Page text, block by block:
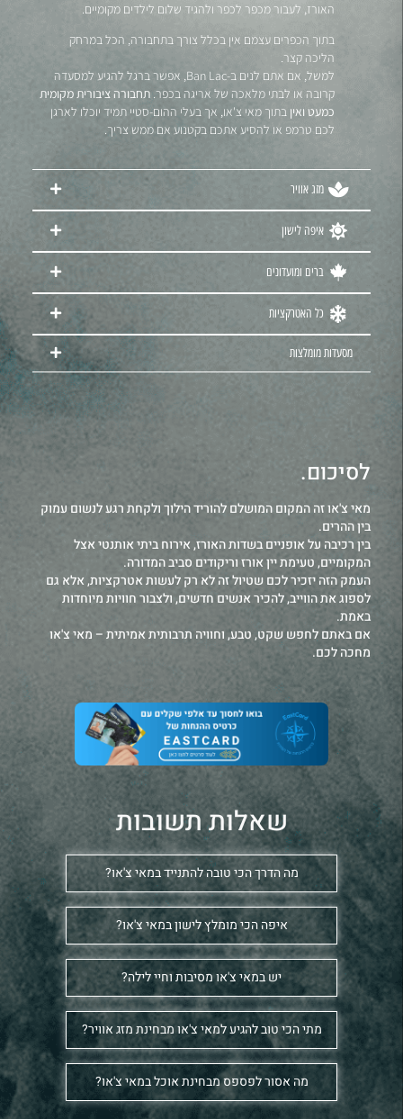
האורז, לעבור מכפר לכפר ולהגיד שלום לילדים מקומיים.
בתוך הכפרים עצמם אין בכלל צורך בתחבורה, הכל במרחק
הליכה קצר.
למשל, אם אתם לנים ב-Ban Lac, אפשר ברגל להגיע למסעדה
קרובה או לבתי מלאכה של אריגה בכפר. תחבורה ציבורית מקומית
כמעט ואין בתוך מאי צ'או, אך בעלי ההום-סטיי תמיד יוכלו לארגן
לכם טרמפ או להסיע אתכם בקטנוע אם ממש צריך.
מזג אוויר
איפה לישון
ברים ומועדונים
כל האטרקציות
מסעדות מומלצות
לסיכום.
מאי צ'או זה המקום המושלם להוריד הילוך ולקחת רגע לנשום עמוק
בין ההרים.
בין רכיבה על אופניים בשדות האורז, אירוח ביתי אותנטי אצל
המקומיים, טעימת יין אורז וריקודים סביב המדורה.
העמק הזה יזכיר לכם שטיול זה לא רק לעשות אטרקציות, אלא גם
לספוג את הווייב, להכיר אנשים חדשים, ולצבור חוויות מיוחדות
באמת.
אם באתם לחפש שקט, טבע, וחוויה תרבותית אמיתית – מאי צ'או
מחכה לכם.
שאלות תשובות
מה הדרך הכי טובה להתנייד במאי צ'או?
איפה הכי מומלץ לישון במאי צ'או?
יש במאי צ'או מסיבות וחיי לילה?
מתי הכי טוב להגיע למאי צ'או מבחינת מזג אוויר?
מה אסור לפספס מבחינת אוכל במאי צ'או?